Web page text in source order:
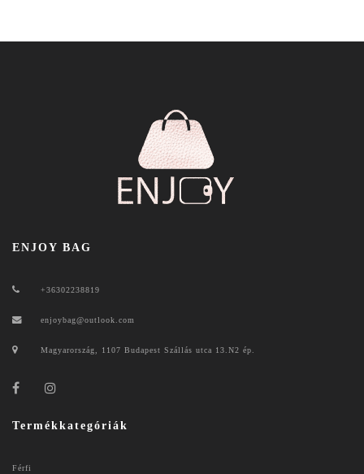
ENJOY BAG
+36302238819
enjoybag@outlook.com
Magyarország, 1107 Budapest Szállás utca 13.N2 ép.
Termékkategóriák
Férfi